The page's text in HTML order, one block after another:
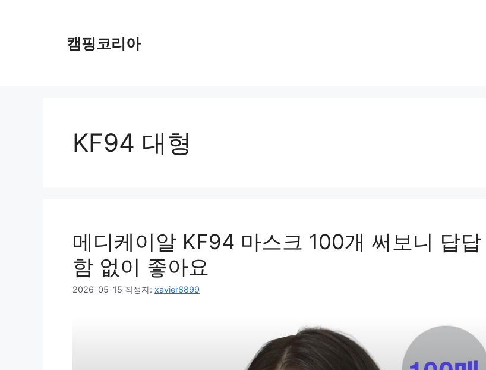
캠핑코리아
KF94 대형
메디케이알 KF94 마스크 100개 써보니 답답
함 없이 좋아요
2026-05-15 작성자: xavier8899